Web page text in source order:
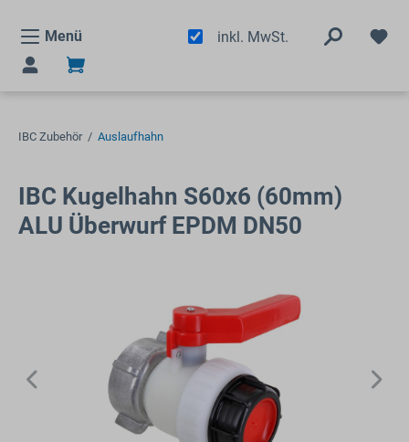
Menü
inkl. MwSt.
IBC Zubehör / Auslaufhahn
IBC Kugelhahn S60x6 (60mm)
ALU Überwurf EPDM DN50